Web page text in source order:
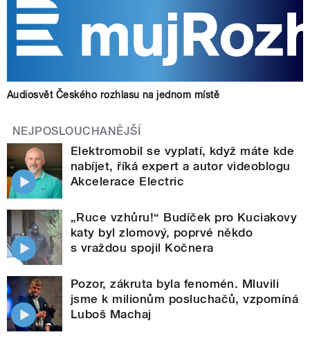
Audiosvět Českého rozhlasu na jednom místě
NEJPOSLOUCHANĚJŠÍ
Elektromobil se vyplatí, když máte kde
nabíjet, říká expert a autor videoblogu
Akcelerace Electric
„Ruce vzhůru!“ Budíček pro Kuciakovy
katy byl zlomový, poprvé někdo
s vraždou spojil Kočnera
Pozor, zákruta byla fenomén. Mluvili
jsme k milionům posluchačů, vzpomíná
Luboš Machaj